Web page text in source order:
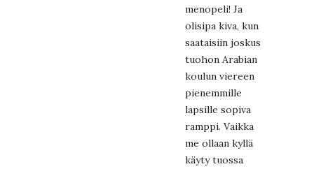
menopeli! Ja
olisipa kiva, kun
saataisiin joskus
tuohon Arabian
koulun viereen
pienemmille
lapsille sopiva
ramppi. Vaikka
me ollaan kyllä
käyty tuossa